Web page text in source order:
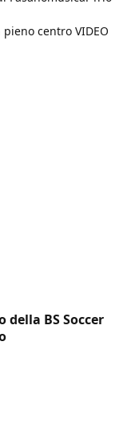
centro VIDEO
della BS Soccer